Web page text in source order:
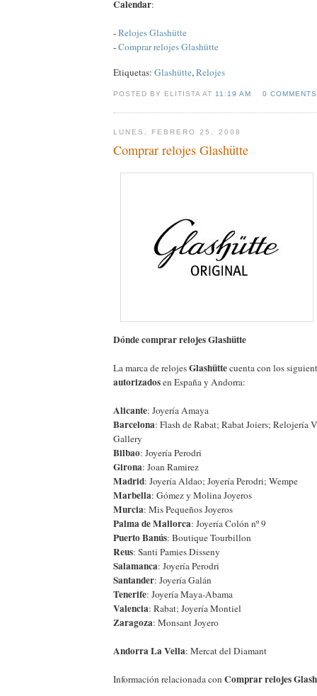
Calendar:
-Relojes Glashütte
-Comprar relojes Glashütte
Etiquetas: Glashütte,Relojes
POSTED BY ELITISTA AT 11:19 AM 0 COMMENTS
LUNES, FEBRERO 25, 2008
Comprar relojes Glashütte
Dónde comprar relojes Glashütte
La marca de relojesGlashüttecuenta con los
autorizadosen España y Andorra:
Alicante: Joyería Amaya
Barcelona: Flash de Rabat; Rabat Joiers; Relojería
Gallery
Bilbao: Joyería Perodri
Girona: Joan Ramirez
Madrid: Joyería Aldao; Joyería Perodri; Wempe
Marbella: Gómez y Molina Joyeros
Murcia: Mis Pequeños Joyeros
Palma de Mallorca: Joyería Colón nº 9
Puerto Banús: Boutique Tourbillon
Reus: Santi Pamies Disseny
Salamanca: Joyería Perodri
Santander: Joyería Galán
Tenerife: Joyería Maya-Abama
Valencia: Rabat; Joyería Montiel
Zaragoza: Monsant Joyero
Andorra La Vella: Mercat del Diamant
Información relacionada con Comprar relojes